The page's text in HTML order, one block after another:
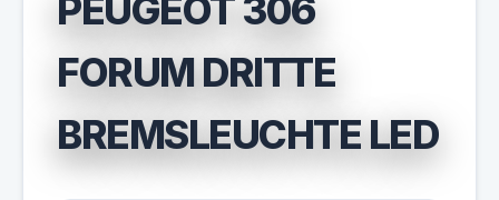
PEUGEOT 306
FORUM DRITTE
BREMSLEUCHTE LED